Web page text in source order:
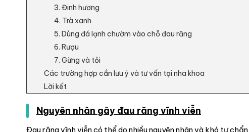
3. Đinh hương
4. Trà xanh
5. Dùng đá lạnh chườm vào chỗ đau răng
6. Rượu
7. Gừng và tỏi
Các trường hợp cần lưu ý và tư vấn tại nha khoa
Lời kết
Nguyên nhân gây đau răng vĩnh viễn
Đau răng vĩnh viễn có thể do nhiều nguyên nhân và khó tự